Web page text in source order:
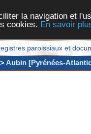
la navigation et
cookies. En savoir
paroissiaux et
>Aubin [Pyrénées-